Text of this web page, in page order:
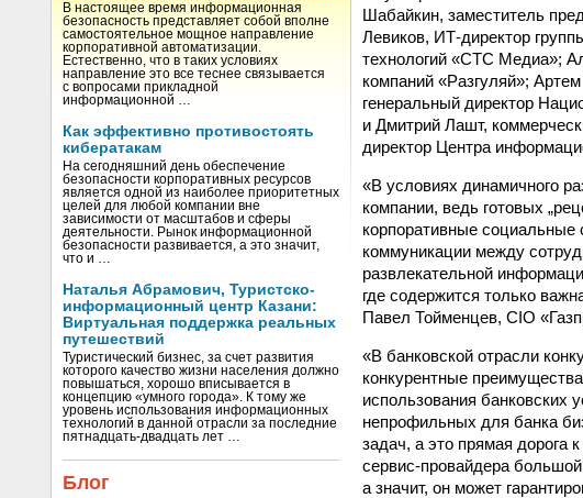
В настоящее время информационная
безопасность представляет собой вполне
самостоятельное мощное направление
корпоративной автоматизации.
Естественно, что в таких условиях
направление это все теснее связывается
с вопросами прикладной
информационной …
Как эффективно противостоять
кибератакам
На сегодняшний день обеспечение
безопасности корпоративных ресурсов
является одной из наиболее приоритетных
целей для любой компании вне
зависимости от масштабов и сферы
деятельности. Рынок информационной
безопасности развивается, а это значит,
что и …
Наталья Абрамович, Туристско-
информационный центр Казани:
Виртуальная поддержка реальных
путешествий
Туристический бизнес, за счет развития
которого качество жизни населения должно
повышаться, хорошо вписывается в
концепцию «умного города». К тому же
уровень использования информационных
технологий в данной отрасли за последние
пятнадцать-двадцать лет …
Блог
Шабайкин, заместитель
Левиков, ИТ-директор
технологий «CTC Медиа»;
компаний «Разгуляй»;
генеральный директор
и Дмитрий Лашт,
директор Центра
«В условиях динамичного
компании, ведь готовых
корпоративные
коммуникации между
развлекательной
где содержится только
Павел Тойменцев, CIO
«В банковской отрасли
конкурентные
использования банковских
непрофильных для банка
задач, а это прямая дорога
сервис-провайдера
а значит, он может